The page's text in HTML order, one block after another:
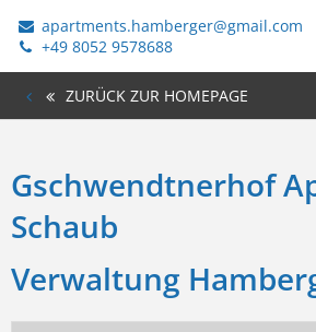
apartments.hamberger@gmail.com
+49 8052 9578688
ZURÜCK ZUR HOMEPAGE
Gschwendtnerhof
Schaub
Verwaltung